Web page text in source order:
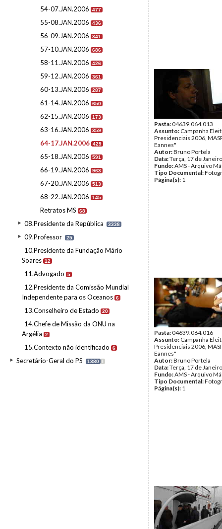
54-07.JAN.2006 477
55-08.JAN.2006 436
56-09.JAN.2006 341
57-10.JAN.2006 686
58-11.JAN.2006 426
59-12.JAN.2006 361
60-13.JAN.2006 287
61-14.JAN.2006 650
62-15.JAN.2006 173
63-16.JAN.2006 359
64-17.JAN.2006 429
65-18.JAN.2006 591
66-19.JAN.2006 963
67-20.JAN.2006 513
68-22.JAN.2006 145
Retratos MS 68
08.Presidente da República 3338
09.Professor 25
10.Presidente da Fundação Mário
Soares 12
11.Advogado 5
12.Presidente da Comissão Mundial
Independente para os Oceanos 6
13.Conselheiro de Estado 20
14.Chefe de Missão da ONU na
Argélia
2
15.Contexto não identificado 6
Secretário-Geral do PS 1380 I
Pasta:04639.064.013
Assunto: Campanha
Presidenciais 2006,
Eannes"
Autor:Bruno Portela
Data:Terça, 17 de
Fundo:AMS - Arquivo
Tipo Documental:
Página(s): 1
Pasta:04639.064.016
Assunto: Campanha
Presidenciais 2006,
Eannes"
Autor:Bruno Portela
Data:Terça, 17 de
Fundo:AMS - Arquivo
Tipo Documental:
Página(s): 1